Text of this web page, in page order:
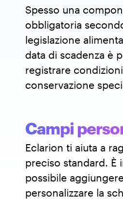
Spesso una
obbligatoria
legislazione
data di scadenza è
registrare
conservazione
Campi
Eclarion ti aiuta a
preciso standard. È
possibile
personalizzare la